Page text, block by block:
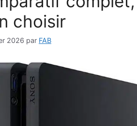
choisir
2026 par FAB